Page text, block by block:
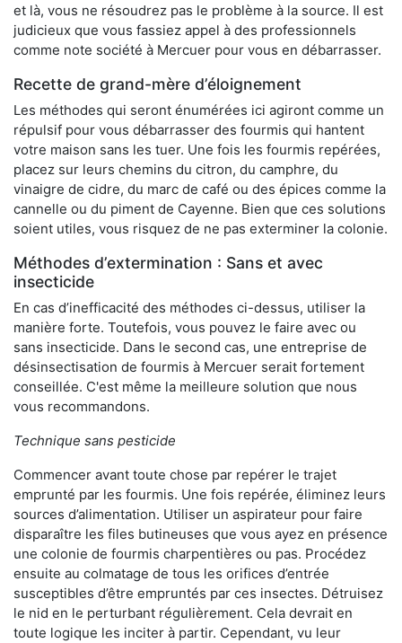
et là, vous ne résoudrez pas le problème à la source. Il est
judicieux que vous fassiez appel à des professionnels
comme note société à Mercuer pour vous en débarrasser.
Recette de grand-mère d’éloignement
Les méthodes qui seront énumérées ici agiront comme un
répulsif pour vous débarrasser des fourmis qui hantent
votre maison sans les tuer. Une fois les fourmis repérées,
placez sur leurs chemins du citron, du camphre, du
vinaigre de cidre, du marc de café ou des épices comme la
cannelle ou du piment de Cayenne. Bien que ces solutions
soient utiles, vous risquez de ne pas exterminer la colonie.
Méthodes d’extermination : Sans et avec
insecticide
En cas d’inefficacité des méthodes ci-dessus, utiliser la
manière forte. Toutefois, vous pouvez le faire avec ou
sans insecticide. Dans le second cas, une entreprise de
désinsectisation de fourmis à Mercuer serait fortement
conseillée. C'est même la meilleure solution que nous
vous recommandons.
Technique sans pesticide
Commencer avant toute chose par repérer le trajet
emprunté par les fourmis. Une fois repérée, éliminez leurs
sources d’alimentation. Utiliser un aspirateur pour faire
disparaître les files butineuses que vous ayez en présence
une colonie de fourmis charpentières ou pas. Procédez
ensuite au colmatage de tous les orifices d’entrée
susceptibles d’être empruntés par ces insectes. Détruisez
le nid en le perturbant régulièrement. Cela devrait en
toute logique les inciter à partir. Cependant, vu leur